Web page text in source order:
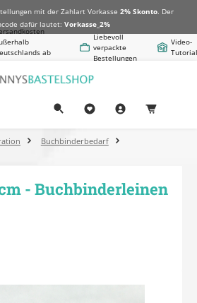
mit der Zahlart Vorkasse 2% Skonto. Der
dafür lautet: Vorkasse_2%
ab
Liebevoll
verpackte
Bestellungen
Video-
Buchbinderbedarf
- Buchbinderleinen